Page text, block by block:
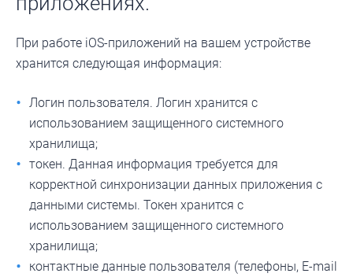
При работе iOS-приложений на вашем устройстве
хранится следующая информация:
Логин пользователя. Логин хранится с
использованием защищенного системного
хранилища;
токен. Данная информация требуется для
корректной синхронизации данных приложения с
данными системы. Токен хранится с
использованием защищенного системного
хранилища;
контактные данные пользователя (телефоны, E-mail